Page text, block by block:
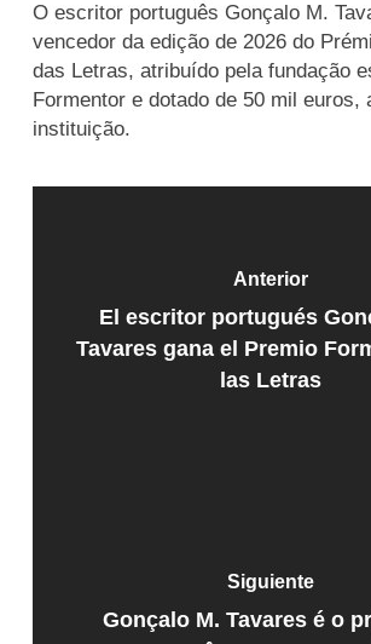
O escritor português Gonçalo M.
vencedor da edição de 2026 do
das Letras, atribuído pela fundação
Formentor e dotado de 50 mil euros,
instituição.
Anterior
El escritor portugués
Tavares gana el Premio
las Letras
Siguiente
Gonçalo M. Tavares é o